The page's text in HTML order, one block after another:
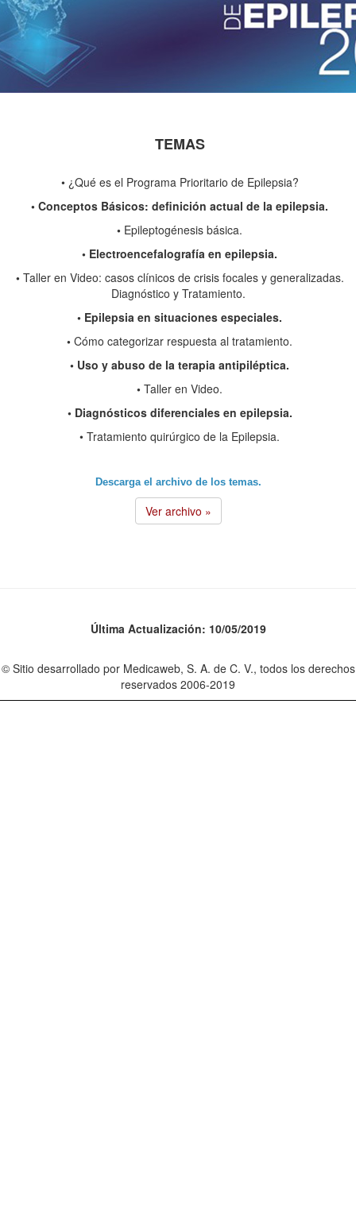
TEMAS
• ¿Qué es el Programa Prioritario de Epilepsia?
• Conceptos Básicos: definición actual de la epilepsia.
• Epileptogénesis básica.
• Electroencefalografía en epilepsia.
• Taller en Video: casos clí­nicos de crisis focales y generalizadas.
Diagnóstico y Tratamiento.
• Epilepsia en situaciones especiales.
• Cómo categorizar respuesta al tratamiento.
• Uso y abuso de la terapia antipiléptica.
• Taller en Video.
• Diagnósticos diferenciales en epilepsia.
• Tratamiento quirúrgico de la Epilepsia.
Descarga el archivo de los temas.
Ver archivo »
Última Actualización: 10/05/2019
© Sitio desarrollado por Medicaweb, S. A. de C. V., todos los derechos
reservados 2006-2019